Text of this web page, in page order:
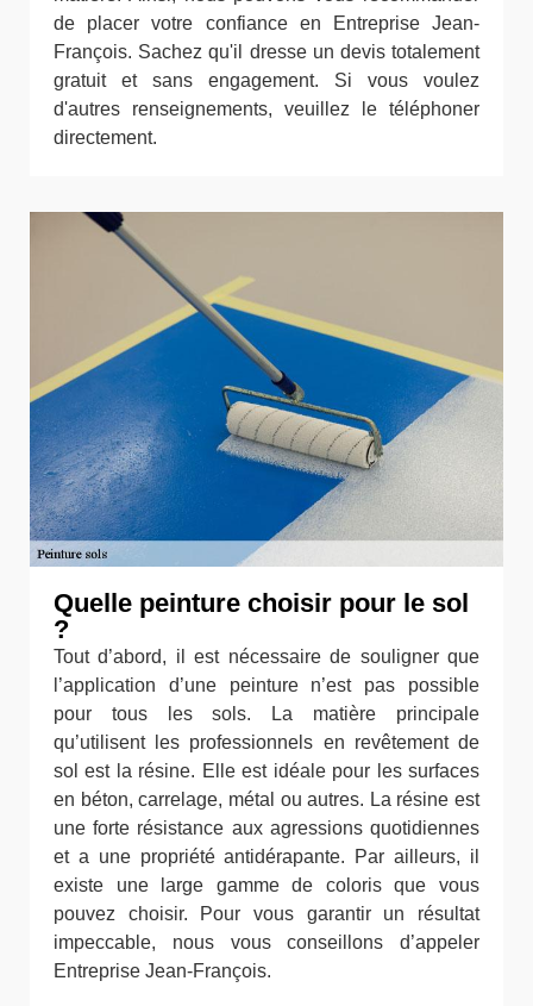
de placer votre confiance en Entreprise Jean-
François. Sachez qu'il dresse un devis totalement
gratuit et sans engagement. Si vous voulez
d'autres renseignements, veuillez le téléphoner
directement.
Quelle peinture choisir pour le sol
?
Tout d’abord, il est nécessaire de souligner que
l’application d’une peinture n’est pas possible
pour tous les sols. La matière principale
qu’utilisent les professionnels en revêtement de
sol est la résine. Elle est idéale pour les surfaces
en béton, carrelage, métal ou autres. La résine est
une forte résistance aux agressions quotidiennes
et a une propriété antidérapante. Par ailleurs, il
existe une large gamme de coloris que vous
pouvez choisir. Pour vous garantir un résultat
impeccable, nous vous conseillons d’appeler
Entreprise Jean-François.